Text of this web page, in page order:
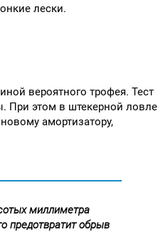
лески.
вероятного трофея. Тест
При этом в штекерной ловле
амортизатору,
миллиметра
предотвратит обрыв